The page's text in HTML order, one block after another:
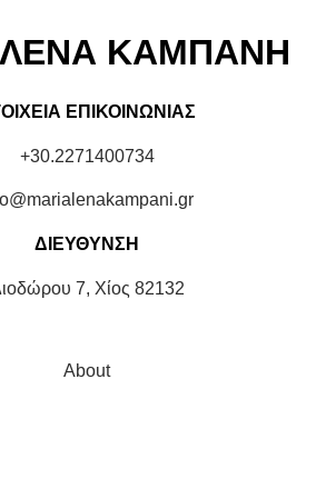
ΚΑΜΠΑΝΗ
ΕΠΙΚΟΙΝΩΝΙΑΣ
+30.2271400734
ΔΙΕΥΘΥΝΣΗ
7, Χίος 82132
About